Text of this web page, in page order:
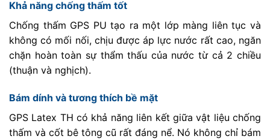
Khả năng chống thấm tốt
Chống thấm GPS PU tạo ra một lớp màng liên tục và
không có mối nối, chịu được áp lực nước rất cao, ngăn
chặn hoàn toàn sự thẩm thấu của nước từ cả 2 chiều
(thuận và nghịch).
Bám dính và tương thích bề mặt
GPS Latex TH có khả năng liên kết giữa vật liệu chống
thấm và cốt bê tông cũ rất đáng nể. Nó không chỉ bám